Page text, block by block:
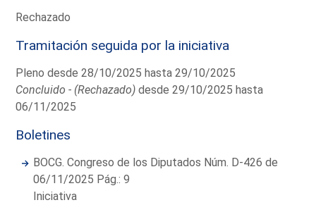
Rechazado
Tramitación seguida por la iniciativa
Pleno desde 28/10/2025 hasta 29/10/2025
Concluido - (Rechazado) desde 29/10/2025 hasta
06/11/2025
Boletines
BOCG. Congreso de los Diputados Núm. D-426 de
06/11/2025 Pág.: 9
Iniciativa